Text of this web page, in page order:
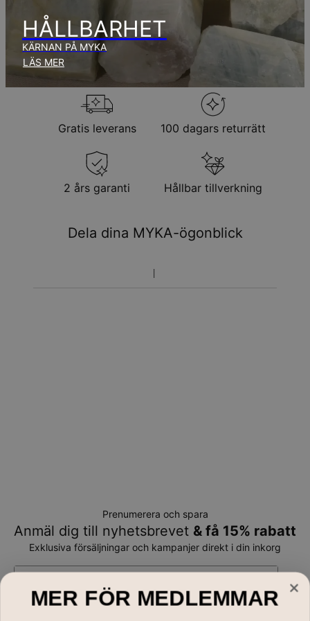
produktionstid.
Returpolicy
Observera att personliga smycken är unika och endast kan
returneras för utbyte eller butikskredit
HÅLLBARHET
KÄRNAN PÅ MYKA
LÄS MER
Gratis leverans 100 dagars returrätt
2 års garanti Hållbar tillverkning
Dela dina MYKA-ögonblick
Prenumerera och spara
Anmäl dig till nyhetsbrevet & få 15% rabatt
Exklusiva försäljningar och kampanjer direkt i din inkorg
MER FÖR MEDLEMMAR